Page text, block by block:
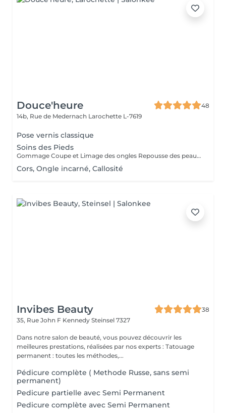
Douce'heure
48
14b, Rue de Medernach Larochette L-7619
Pose vernis classique
Soins des Pieds
Gommage Coupe et Limage des ongles Repousse des peaux mortes Coupe des cuticules Massage des pieds Masque hydratant
Cors, Ongle incarné, Callosité
Invibes Beauty
38
35, Rue John F Kennedy Steinsel 7327
Dans notre salon de beauté, vous pouvez découvrir les
meilleures prestations, réalisées par nos experts : Tatouage
permanent : toutes les méthodes,...
Pédicure complète ( Methode Russe, sans semi
permanent)
Pedicure partielle avec Semi Permanent
Pedicure complète avec Semi Permanent